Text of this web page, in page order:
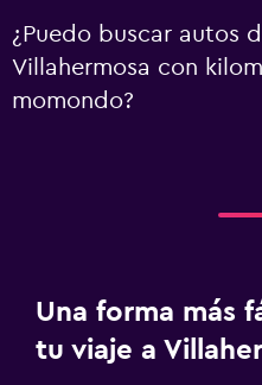
¿Puedo buscar autos
Villahermosa con
momondo?
Una forma más
tu viaje a